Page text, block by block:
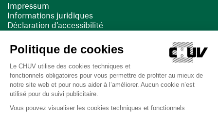
Impressum
Informations juridiques
Déclaration d’accessibilité
Cookies
(ouvre une nouvelle fenêtre)